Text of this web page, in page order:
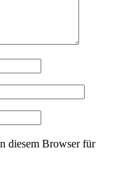
diesem Browser für